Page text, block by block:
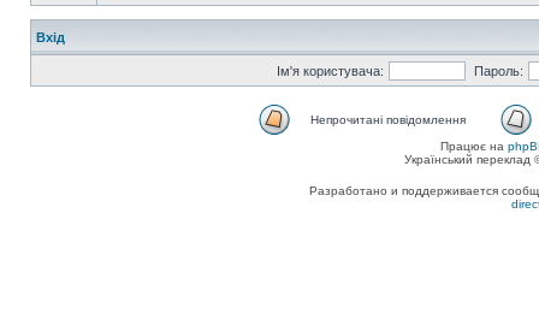
Вхід
Ім'я користувача: Пароль:
Непрочитані повідомлення
Працює на
Український
Разработано и поддерживается